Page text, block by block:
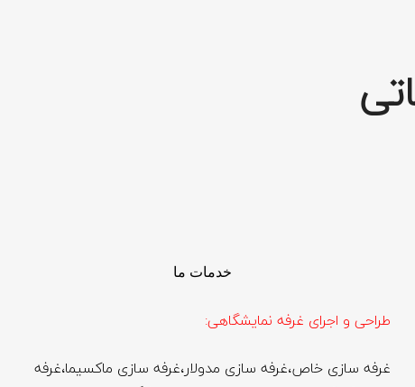
خدمات ما
طراحی و اجرای غرفه نمایشگاهی:
غرفه سازی خاص،غرفه سازی مدولار،غرفه سازی ماکسیما،غرفه